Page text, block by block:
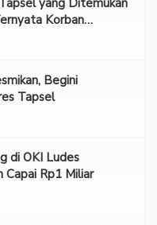
Korban
Begini
Tapsel
di OKI Ludes
Capai Rp1 Miliar